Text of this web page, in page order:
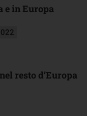
e in Europa
resto d’Europa